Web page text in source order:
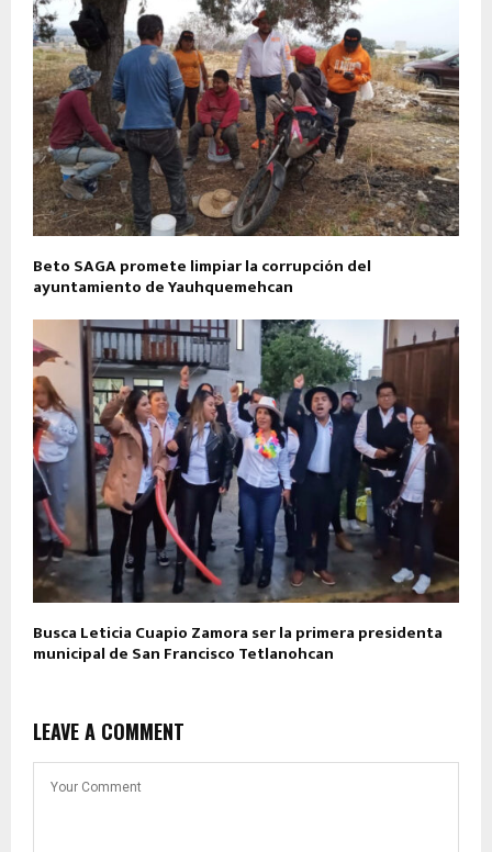
Beto SAGA promete limpiar la corrupción del
ayuntamiento de Yauhquemehcan
Busca Leticia Cuapio Zamora ser la primera presidenta
municipal de San Francisco Tetlanohcan
LEAVE A COMMENT